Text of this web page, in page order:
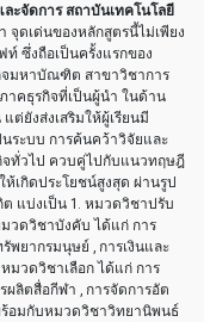
ะจัดการ สถาบันเทคโนโลยี
จุดเด่นของหลักสูตรนี้ไม่เพียง
ท์ ซึ่งถือเป็นครั้งแรกของ
จมหาบัณฑิต สาขาวิชาการ
าคธุรกิจที่เป็นผู้นำ ในด้าน
ต่ยังส่งเสริมให้ผู้เรียนมี
ระบบ การค้นคว้าวิจัยและ
จทั่วไป ควบคู่ไปกับแนวทฤษฎี
เกิดประโยชน์สูงสุด ผ่านรูป
แบ่งเป็น 1. หมวดวิชาปรับ
วดวิชาบังคับ ได้แก่ การ
พยากรมนุษย์ , การเงินและ
มวดวิชาเลือก ได้แก่ การ
ผลิตสื่อกีฬา , การจัดการอัต
อมกับหมวดวิชาวิทยานิพนธ์